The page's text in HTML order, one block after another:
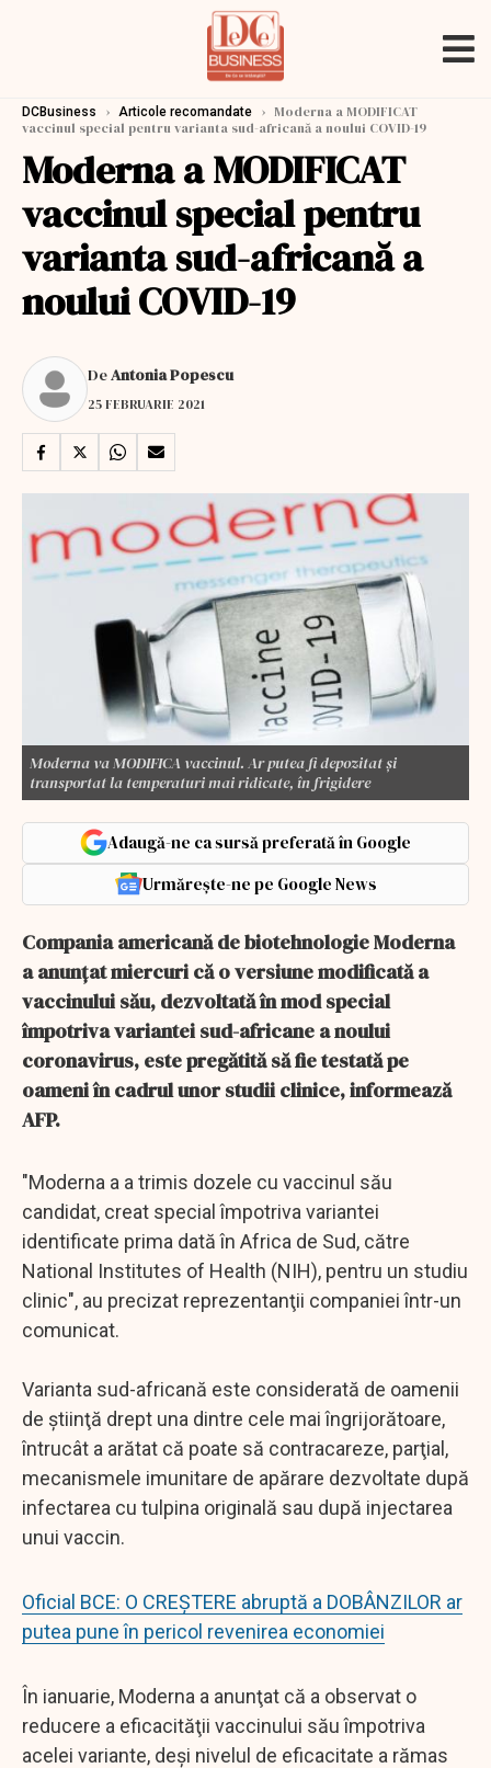
DCBusiness › Articole recomandate › Moderna a MODIFICAT
vaccinul special pentru varianta sud-africană a noului COVID-19
Moderna a MODIFICAT
vaccinul special pentru
varianta sud-africană a
noului COVID-19
DeAntonia Popescu
25 FEBRUARIE 2021
Moderna va MODIFICA vaccinul. Ar putea fi depozitat și
transportat la temperaturi mai ridicate, în frigidere
Adaugă-ne ca sursă preferată în Google
Urmărește-ne pe Google News
Compania americană de biotehnologie Moderna
a anunţat miercuri că o versiune modificată a
vaccinului său, dezvoltată în mod special
împotriva variantei sud-africane a noului
coronavirus, este pregătită să fie testată pe
oameni în cadrul unor studii clinice, informează
AFP.
"Moderna a a trimis dozele cu vaccinul său
candidat, creat special împotriva variantei
identificate prima dată în Africa de Sud, către
National Institutes of Health (NIH), pentru un studiu
clinic", au precizat reprezentanţii companiei într-un
comunicat.
Varianta sud-africană este considerată de oamenii
de ştiinţă drept una dintre cele mai îngrijorătoare,
întrucât a arătat că poate să contracareze, parţial,
mecanismele imunitare de apărare dezvoltate după
infectarea cu tulpina originală sau după injectarea
unui vaccin.
Oficial BCE: O CREȘTERE abruptă a DOBÂNZILOR ar
putea pune în pericol revenirea economiei
În ianuarie, Moderna a anunţat că a observat o
reducere a eficacităţii vaccinului său împotriva
acelei variante, deşi nivelul de eficacitate a rămas